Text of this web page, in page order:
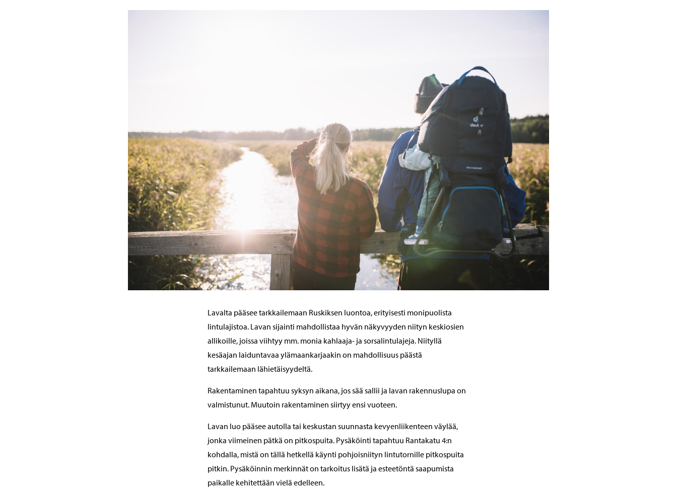
Lavalta pääsee tarkkailemaan Ruskiksen luontoa, erityisesti monipuolista
lintulajistoa. Lavan sijainti mahdollistaa hyvän näkyvyyden niityn keskiosien
allikoille, joissa viihtyy mm. monia kahlaaja- ja sorsalintulajeja. Niityllä
kesäajan laiduntavaa ylämaankarjaakin on mahdollisuus päästä
tarkkailemaan lähietäisyydeltä.
Rakentaminen tapahtuu syksyn aikana, jos sää sallii ja lavan rakennuslupa on
valmistunut. Muutoin rakentaminen siirtyy ensi vuoteen.
Lavan luo pääsee autolla tai keskustan suunnasta kevyenliikenteen väylää,
jonka viimeinen pätkä on pitkospuita. Pysäköinti tapahtuu Rantakatu 4:n
kohdalla, mistä on tällä hetkellä käynti pohjoisniityn lintutornille pitkospuita
pitkin. Pysäköinnin merkinnät on tarkoitus lisätä ja esteetöntä saapumista
paikalle kehitettään vielä edelleen.